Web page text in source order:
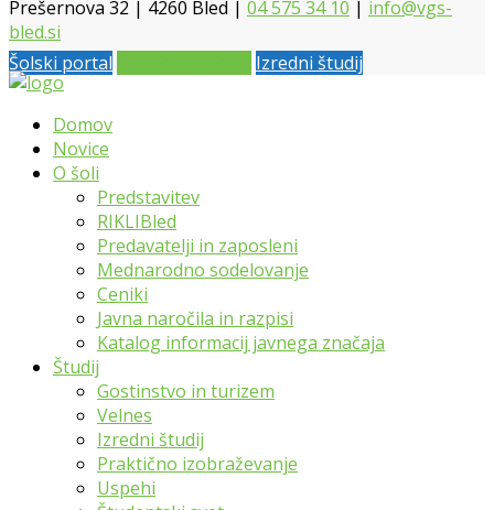
Prešernova 32 | 4260 Bled | 04 575 34 10 | info@vgs-
bled.si
Šolski portal
Izredni študij
Domov
Novice
O šoli
Predstavitev
RIKLIBled
Predavatelji in zaposleni
Mednarodno sodelovanje
Ceniki
Javna naročila in razpisi
Katalog informacij javnega značaja
Študij
Gostinstvo in turizem
Velnes
Izredni študij
Praktično izobraževanje
Uspehi